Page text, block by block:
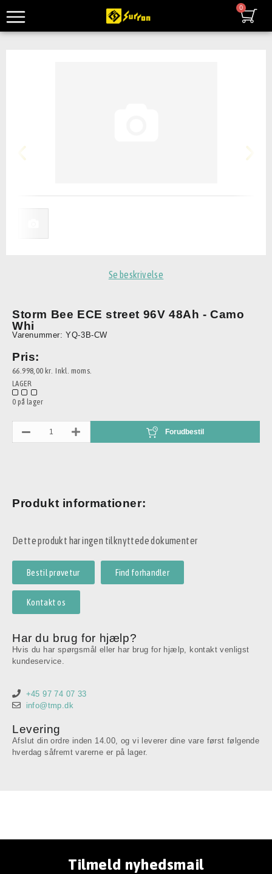
Se beskrivelse
Storm Bee ECE street 96V 48Ah - Camo
Whi
Varenummer: YQ-3B-CW
Pris:
66.998,00 kr. Inkl. moms.
LAGER
0 på lager
Forudbestil
Produkt informationer:
Dette produkt har ingen tilknyttede dokumenter
Bestil prøvetur Find forhandler
Kontakt os
Har du brug for hjælp?
Hvis du har spørgsmål eller har brug for hjælp, kontakt venligst
kundeservice.
+45 97 74 07 33
info@tmp.dk
Levering
Afslut din ordre inden 14.00, og vi leverer dine vare først følgende
hverdag såfremt varerne er på lager.
Tilmeld nyhedsmail